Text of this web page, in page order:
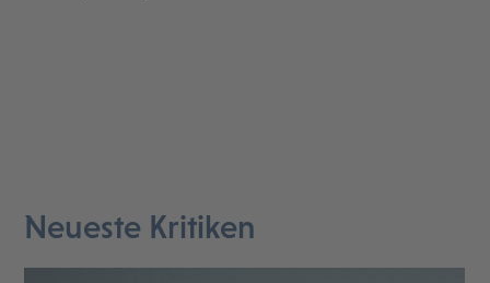
Neueste Kritiken